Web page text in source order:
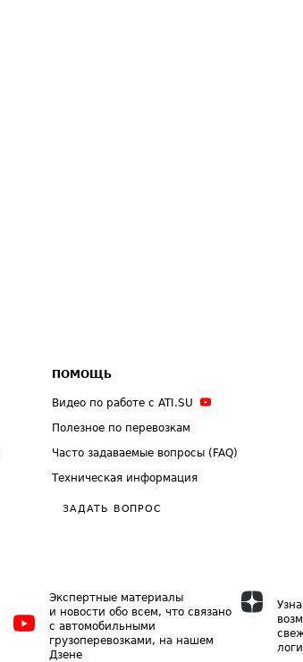
ПОМОЩЬ
Видео по работе с ATI.SU
Полезное по перевозкам
Часто задаваемые вопросы (FAQ)
Техническая информация
ЗАДАТЬ ВОПРОС
Экспертные материалы
и новости обо всем, что связано
с автомобильными
грузоперевозками, на нашем
Дзене